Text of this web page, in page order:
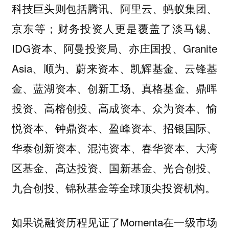
科技巨头则包括腾讯、阿里云、蚂蚁集团、
京东等；财务投资人更是覆盖了淡马锡、
IDG资本、阿曼投资局、亦庄国投、Granite
Asia、顺为、蔚来资本、凯辉基金、云锋基
金、蓝湖资本、创新工场、真格基金、鼎晖
投资、高榕创投、高成资本、众为资本、愉
悦资本、钟鼎资本、盈峰资本、招银国际、
华泰创新资本、混沌资本、春华资本、大湾
区基金、高达投资、国新基金、光合创投、
九合创投、锦秋基金等全球顶尖投资机构。
如果说融资历程见证了Momenta在一级市场